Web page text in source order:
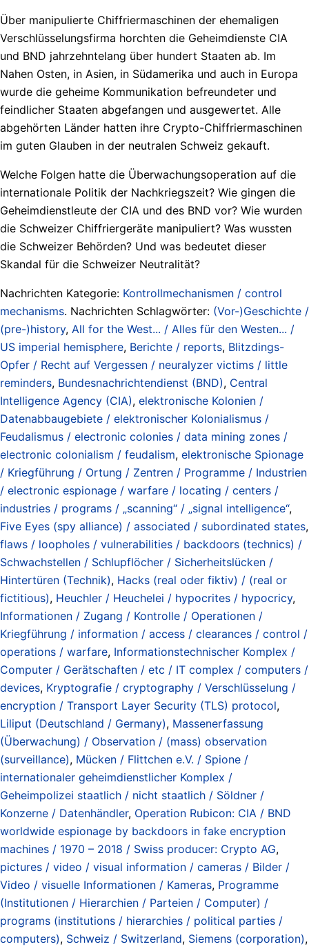
Über manipulierte Chiffriermaschinen der ehemaligen
Verschlüsselungsfirma horchten die Geheimdienste CIA
und BND jahrzehntelang über hundert Staaten ab. Im
Nahen Osten, in Asien, in Südamerika und auch in Europa
wurde die geheime Kommunikation befreundeter und
feindlicher Staaten abgefangen und ausgewertet. Alle
abgehörten Länder hatten ihre Crypto-Chiffriermaschinen
im guten Glauben in der neutralen Schweiz gekauft.
Welche Folgen hatte die Überwachungsoperation auf die
internationale Politik der Nachkriegszeit? Wie gingen die
Geheimdienstleute der CIA und des BND vor? Wie wurden
die Schweizer Chiffriergeräte manipuliert? Was wussten
die Schweizer Behörden? Und was bedeutet dieser
Skandal für die Schweizer Neutralität?
Nachrichten Kategorie: Kontrollmechanismen / control
mechanisms. Nachrichten Schlagwörter: (Vor-)Geschichte /
(pre-)history, All for the West... / Alles für den Westen... /
US imperial hemisphere, Berichte / reports, Blitzdings-
Opfer / Recht auf Vergessen / neuralyzer victims / little
reminders, Bundesnachrichtendienst (BND), Central
Intelligence Agency (CIA), elektronische Kolonien /
Datenabbaugebiete / elektronischer Kolonialismus /
Feudalismus / electronic colonies / data mining zones /
electronic colonialism / feudalism, elektronische Spionage
/ Kriegführung / Ortung / Zentren / Programme / Industrien
/ electronic espionage / warfare / locating / centers /
industries / programs / „scanning“ / „signal intelligence“,
Five Eyes (spy alliance) / associated / subordinated states,
flaws / loopholes / vulnerabilities / backdoors (technics) /
Schwachstellen / Schlupflöcher / Sicherheitslücken /
Hintertüren (Technik), Hacks (real oder fiktiv) / (real or
fictitious), Heuchler / Heuchelei / hypocrites / hypocricy,
Informationen / Zugang / Kontrolle / Operationen /
Kriegführung / information / access / clearances / control /
operations / warfare, Informationstechnischer Komplex /
Computer / Gerätschaften / etc / IT complex / computers /
devices, Kryptografie / cryptography / Verschlüsselung /
encryption / Transport Layer Security (TLS) protocol,
Liliput (Deutschland / Germany), Massenerfassung
(Überwachung) / Observation / (mass) observation
(surveillance), Mücken / Flittchen e.V. / Spione /
internationaler geheimdienstlicher Komplex /
Geheimpolizei staatlich / nicht staatlich / Söldner /
Konzerne / Datenhändler, Operation Rubicon: CIA / BND
worldwide espionage by backdoors in fake encryption
machines / 1970 – 2018 / Swiss producer: Crypto AG,
pictures / video / visual information / cameras / Bilder /
Video / visuelle Informationen / Kameras, Programme
(Institutionen / Hierarchien / Parteien / Computer) /
programs (institutions / hierarchies / political parties /
computers), Schweiz / Switzerland, Siemens (corporation),